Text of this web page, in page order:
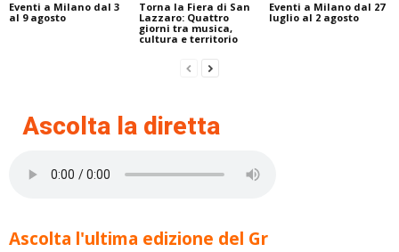
Eventi a Milano dal 3
al 9 agosto
Torna la Fiera di San
Lazzaro: Quattro
giorni tra musica,
cultura e territorio
Eventi a Milano dal 27
luglio al 2 agosto
Ascolta la diretta
Ascolta l'ultima edizione del Gr